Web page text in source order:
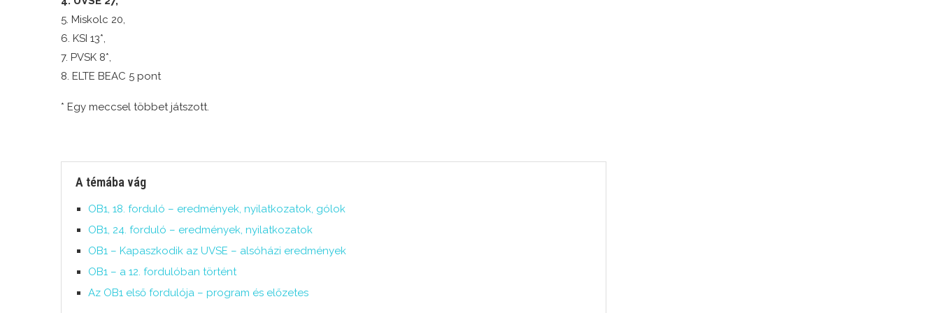
5. Miskolc 20,
6. KSI 13*,
7. PVSK 8*,
8. ELTE BEAC 5 pont
* Egy meccsel többet játszott.
A témába vág
OB1, 18. forduló – eredmények, nyilatkozatok, gólok
OB1, 24. forduló – eredmények, nyilatkozatok
OB1 – Kapaszkodik az UVSE – alsóházi eredmények
OB1 – a 12. fordulóban történt
Az OB1 első fordulója – program és előzetes